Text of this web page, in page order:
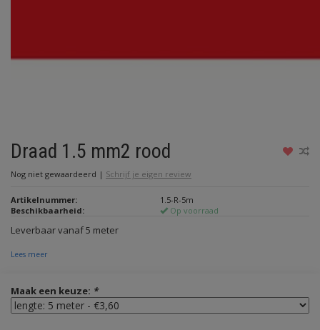
Draad 1.5 mm2 rood
Nog niet gewaardeerd | Schrijf je eigen review
Artikelnummer:
1.5-R-5m
Beschikbaarheid:
Op voorraad
Leverbaar vanaf 5 meter
Lees meer
Maak een keuze: *